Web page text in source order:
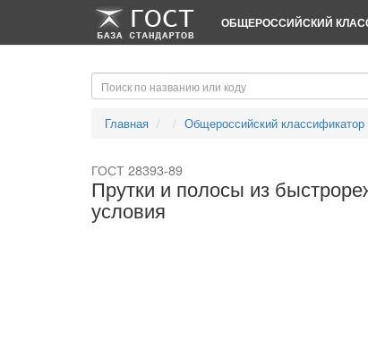
ОБЩЕРОССИЙСКИЙ
Главная Общероссийский классификатор
ГОСТ 28393-89
Прутки и полосы из
условия